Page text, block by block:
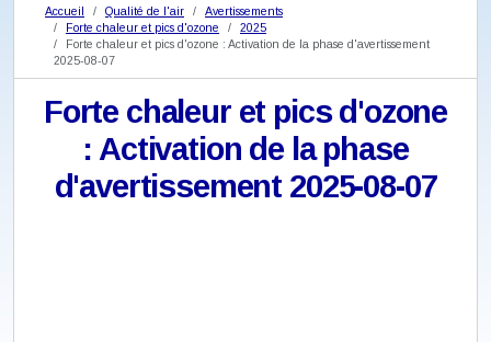
Accueil Qualité de l'air
Avertissements
Forte chaleur et pics d'ozone
2025
Forte chaleur et pics d'ozone : Activation de la phase d'avertissement
2025-08-07
Forte chaleur et pics d'ozone
: Activation de la phase
d'avertissement 2025-08-07